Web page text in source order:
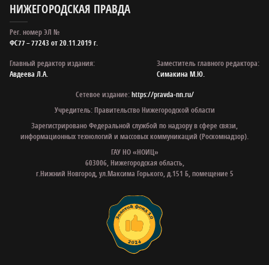
НИЖЕГОРОДСКАЯ ПРАВДА
Рег. номер ЭЛ №
ФС77 – 77243 от 20.11.2019 г.
Главный редактор издания:
Авдеева Л.А.
Заместитель главного редактора:
Симакина М.Ю.
Сетевое издание:https://pravda-nn.ru/
Учредитель: Правительство Нижегородской области
Зарегистрировано Федеральной службой по надзору в сфере связи,
информационных технологий и массовых коммуникаций (Роскомнадзор).
ГАУ НО «НОИЦ»
603006, Нижегородская область,
г.Нижний Новгород, ул.Максима Горького, д.151 Б, помещение 5